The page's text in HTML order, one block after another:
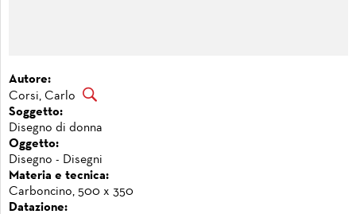
Autore:
Corsi, Carlo
Soggetto:
Disegno di donna
Oggetto:
Disegno - Disegni
Materia e tecnica:
Carboncino, 500 x 350
Datazione: